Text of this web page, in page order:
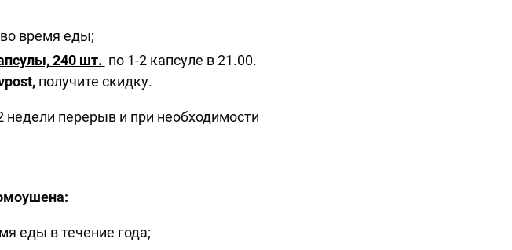
время еды;
240 шт. по 1-2 капсуле в 21.00.
получите скидку.
перерыв и при необходимости
еды в течение года;